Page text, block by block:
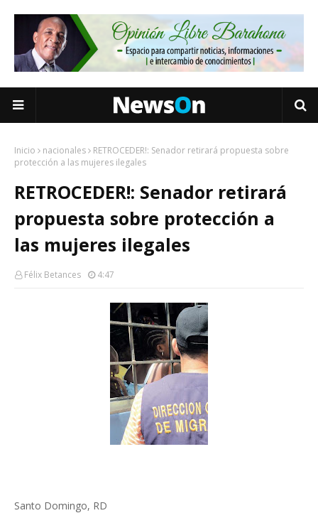
Inicio nacionales
RETROCEDER!: Senador retirará propuesta sobre
protección a las mujeres ilegales
RETROCEDER!: Senador retirará
propuesta sobre protección a
las mujeres ilegales
Félix Betances 4:47
Santo Domingo, RD